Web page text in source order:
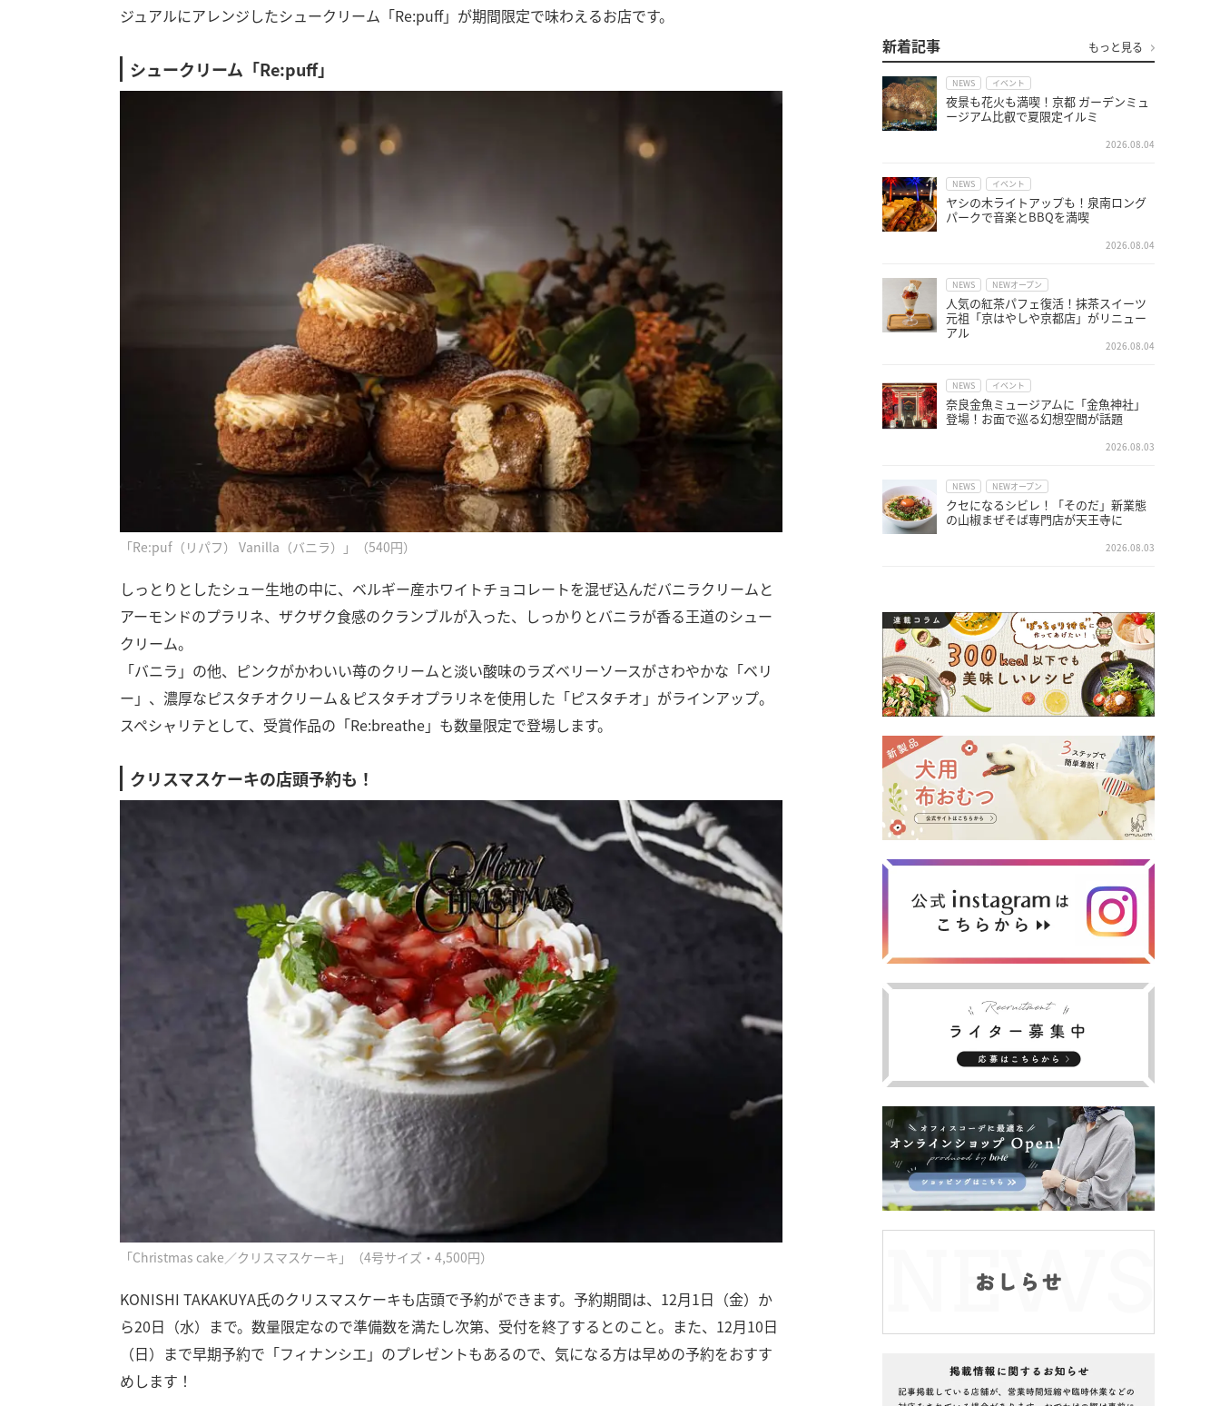
ジュアルにアレンジしたシュークリーム「Re:puff」が期間限定で味わえるお店です。
シュークリーム「Re:puff」
「Re:puf（リパフ） Vanilla（バニラ）」（540円）
しっとりとしたシュー生地の中に、ベルギー産ホワイトチョコレートを混ぜ込んだバニラクリームと
アーモンドのプラリネ、ザクザク食感のクランブルが入った、しっかりとバニラが香る王道のシュー
クリーム。
「バニラ」の他、ピンクがかわいい苺のクリームと淡い酸味のラズベリーソースがさわやかな「ベリ
ー」、濃厚なピスタチオクリーム＆ピスタチオプラリネを使用した「ピスタチオ」がラインアップ。
スペシャリテとして、受賞作品の「Re:breathe」も数量限定で登場します。
クリスマスケーキの店頭予約も！
「Christmas cake／クリスマスケーキ」（4号サイズ・4,500円）
KONISHI TAKAKUYA氏のクリスマスケーキも店頭で予約ができます。予約期間は、12月1日（金）か
ら20日（水）まで。数量限定なので準備数を満たし次第、受付を終了するとのこと。また、12月10日
（日）まで早期予約で「フィナンシエ」のプレゼントもあるので、気になる方は早めの予約をおすす
めします！
新着記事 もっと見る
NEWS イベント
夜景も花火も満喫！京都 ガーデンミュ
ージアム比叡で夏限定イルミ
2026.08.04
NEWS イベント
ヤシの木ライトアップも！泉南ロング
パークで音楽とBBQを満喫
2026.08.04
NEWS NEWオープン
人気の紅茶パフェ復活！抹茶スイーツ
元祖「京はやしや京都店」がリニュー
アル
2026.08.04
NEWS イベント
奈良金魚ミュージアムに「金魚神社」
登場！お面で巡る幻想空間が話題
2026.08.03
NEWS NEWオープン
クセになるシビレ！「そのだ」新業態
の山椒まぜそば専門店が天王寺に
2026.08.03